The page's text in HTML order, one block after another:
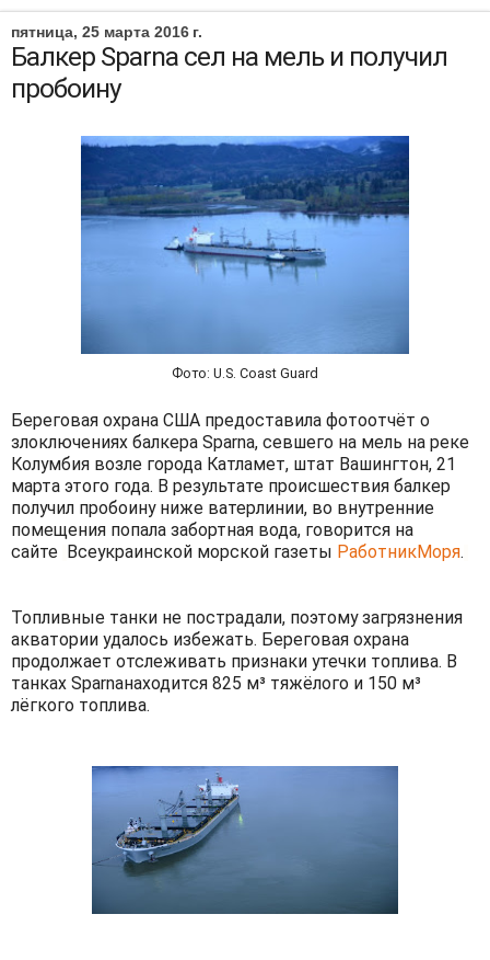
пятница, 25 марта 2016 г.
Балкер Sparna сел на мель и получил
пробоину
Фото: U.S. Coast Guard
Береговая охрана США предоставила фотоотчёт о
злоключениях балкера Sparna, севшего на мель на реке
Колумбия возле города Катламет, штат Вашингтон, 21
марта этого года. В результате происшествия балкер
получил пробоину ниже ватерлинии, во внутренние
помещения попала забортная вода, говорится на
сайте Всеукраинской морской газеты РаботникМоря.
Топливные танки не пострадали, поэтому загрязнения
акватории удалось избежать. Береговая охрана
продолжает отслеживать признаки утечки топлива. В
танках Sparnaнаходится 825 м³ тяжёлого и 150 м³
лёгкого топлива.